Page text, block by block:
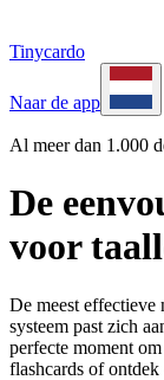
Tinycardo
Naar de app
Al meer dan 1.000
De
voor
De meest effectieve
systeem past zich
perfecte moment
flashcards of